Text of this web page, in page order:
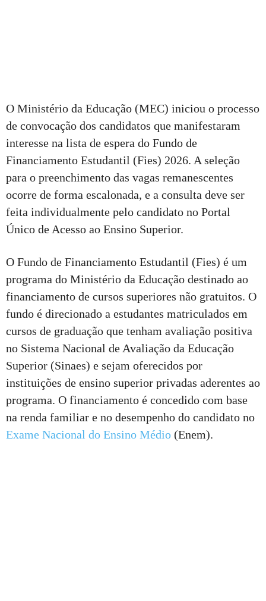
O Ministério da Educação (MEC) iniciou o processo
de convocação dos candidatos que manifestaram
interesse na lista de espera do Fundo de
Financiamento Estudantil (Fies) 2026. A seleção
para o preenchimento das vagas remanescentes
ocorre de forma escalonada, e a consulta deve ser
feita individualmente pelo candidato no Portal
Único de Acesso ao Ensino Superior.
O Fundo de Financiamento Estudantil (Fies) é um
programa do Ministério da Educação destinado ao
financiamento de cursos superiores não gratuitos. O
fundo é direcionado a estudantes matriculados em
cursos de graduação que tenham avaliação positiva
no Sistema Nacional de Avaliação da Educação
Superior (Sinaes) e sejam oferecidos por
instituições de ensino superior privadas aderentes ao
programa. O financiamento é concedido com base
na renda familiar e no desempenho do candidato no
Exame Nacional do Ensino Médio (Enem).